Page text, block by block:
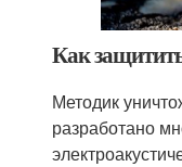
Как
Методик
разработано